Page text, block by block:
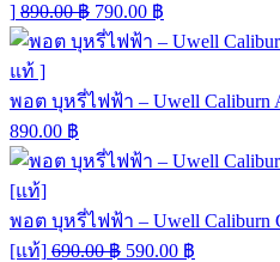
] 890.00฿ 790.00 ฿
พอต บุหรี่ไฟฟ้า – Uwell Caliburn
890.00 ฿
พอต บุหรี่ไฟฟ้า – Uwell Caliburn
[แท้] 690.00฿ 590.00 ฿